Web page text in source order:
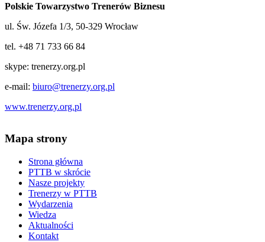
Polskie Towarzystwo Trenerów Biznesu
ul. Św. Józefa 1/3, 50-329 Wrocław
tel. +48 71 733 66 84
skype: trenerzy.org.pl
e-mail: biuro@trenerzy.org.pl
www.trenerzy.org.pl
Mapa strony
Strona główna
PTTB w skrócie
Nasze projekty
Trenerzy w PTTB
Wydarzenia
Wiedza
Aktualności
Kontakt